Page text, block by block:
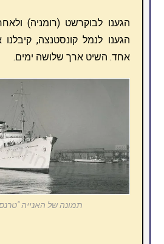
הגענו לבוקרשט (רומניה)
הגענו לנמל קונסטנצה, קיבלנו
אחד. השיט ארך שלושה ימים.
תמונה של האנייה